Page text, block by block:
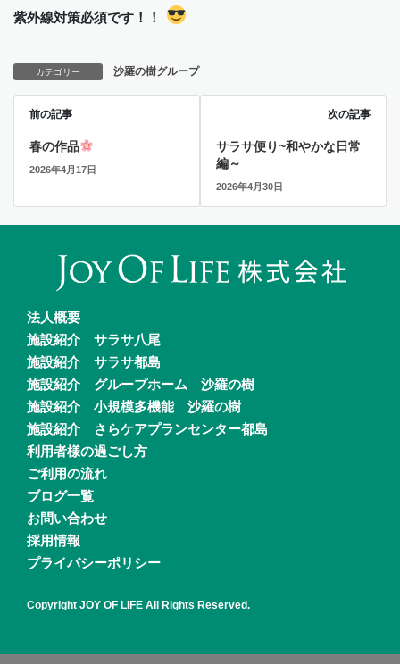
紫外線対策必須です！！
カテゴリー 沙羅の樹グループ
前の記事
春の作品
2026年4月17日
次の記事
サラサ便り~和やかな日常
編～
2026年4月30日
法人概要
施設紹介 サラサ八尾
施設紹介 サラサ都島
施設紹介 グループホーム 沙羅の樹
施設紹介 小規模多機能 沙羅の樹
施設紹介 さらケアプランセンター都島
利用者様の過ごし方
ご利用の流れ
ブログ一覧
お問い合わせ
採用情報
プライバシーポリシー
Copyright JOY OF LIFE All Rights Reserved.